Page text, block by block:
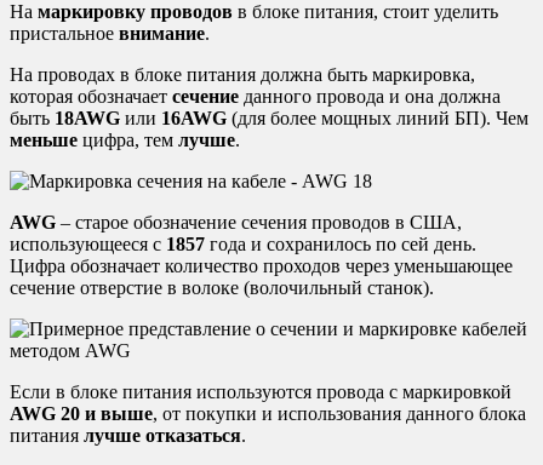
На маркировку проводов в блоке питания, стоит уделить
пристальное внимание.
На проводах в блоке питания должна быть маркировка,
которая обозначает сечение данного провода и она должна
быть 18AWG или 16AWG (для более мощных линий БП). Чем
меньше цифра, тем лучше.
AWG – старое обозначение сечения проводов в США,
использующееся с 1857 года и сохранилось по сей день.
Цифра обозначает количество проходов через уменьшающее
сечение отверстие в волоке (волочильный станок).
Если в блоке питания используются провода с маркировкой
AWG 20 и выше, от покупки и использования данного блока
питания лучше отказаться.